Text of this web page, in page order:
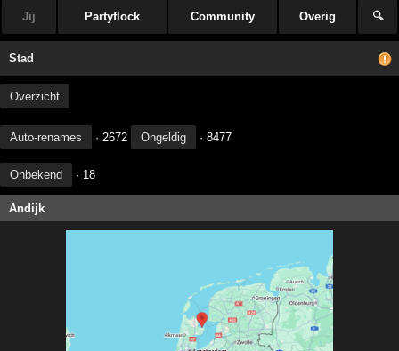
Jij Partyflock Community Overig 🔍
Stad
Overzicht
Auto-renames · 2672 Ongeldig · 8477
Onbekend · 18
Andijk